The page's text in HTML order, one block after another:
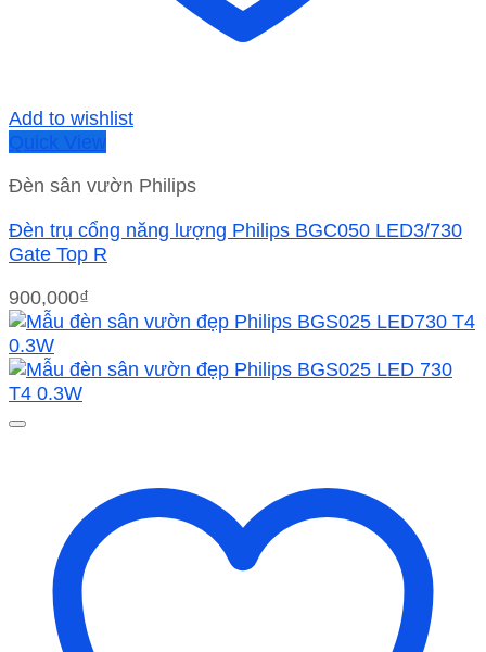
Add to wishlist
Quick View
Đèn sân vườn Philips
Đèn trụ cổng năng lượng Philips BGC050 LED3/730
Gate Top R
900,000₫